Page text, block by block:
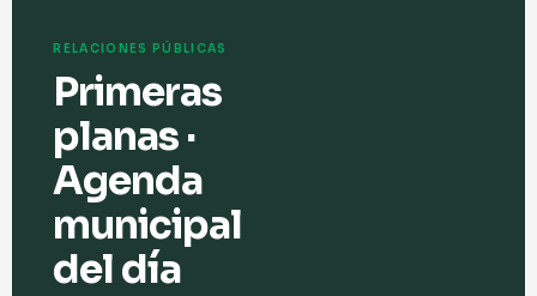
RELACIONES PÚBLICAS
Primeras
planas ·
Agenda
municipal
del día